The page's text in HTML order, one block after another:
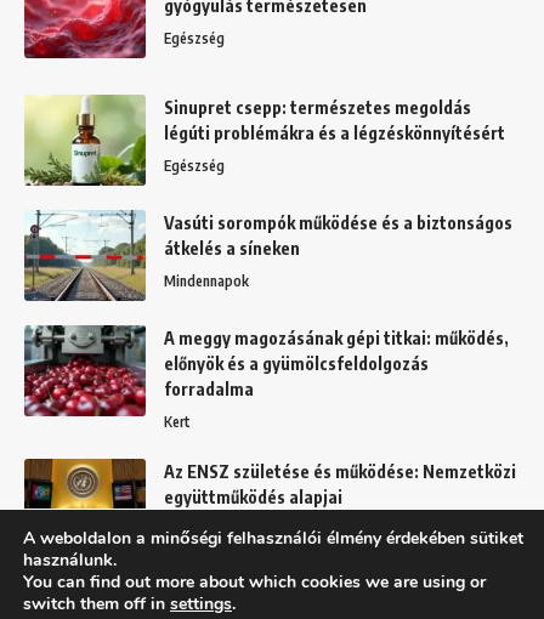
gyógyulás természetesen
Egészség
Sinupret csepp: természetes megoldás
légúti problémákra és a légzéskönnyítésért
Egészség
Vasúti sorompók működése és a biztonságos
átkelés a síneken
Mindennapok
A meggy magozásának gépi titkai: működés,
előnyök és a gyümölcsfeldolgozás
forradalma
Kert
Az ENSZ születése és működése: Nemzetközi
együttműködés alapjai
Mindennapok
A weboldalon a minőségi felhasználói élmény érdekében sütiket
használunk.
You can find out more about which cookies we are using or
switch them off in settings.